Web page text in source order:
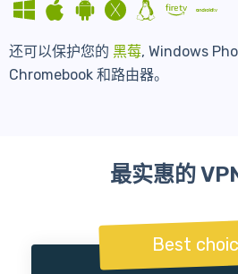
还可以保护您的 黑莓, Windows
Chromebook 和路由器。
最实惠的
Best